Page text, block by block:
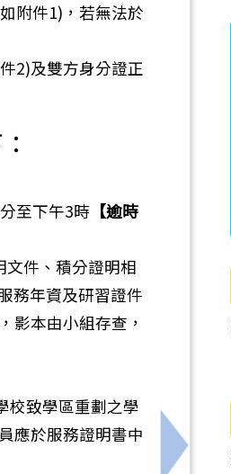
畫(2024-2030年)」請同仁
附件1)，若無法於
2)及雙方身分證正
至下午3時 【逾時
文件、積分證明相
務年資及研習證件
影本由小組存查，
校致學區重劃之學
應於服務證明書中
下一筆